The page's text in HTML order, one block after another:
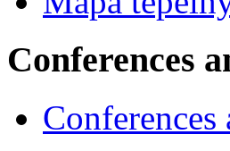
Conferences
Conferences